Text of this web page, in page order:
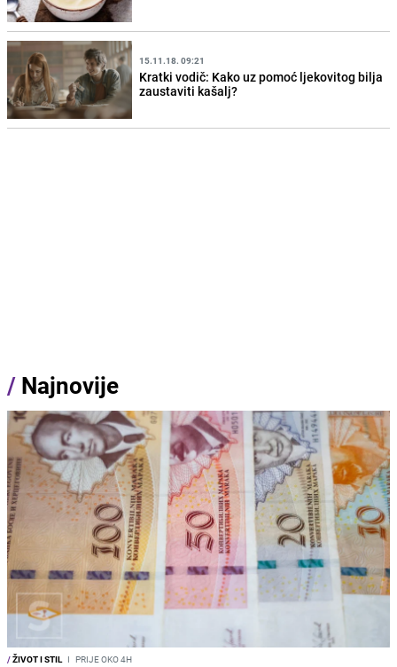
15.11.18. 09:21
Kratki vodič: Kako uz pomoć ljekovitog bilja
zaustaviti kašalj?
/ Najnovije
/ŽIVOT I STIL I PRIJE OKO 4H